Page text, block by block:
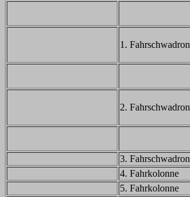
1. Fahrschwadron
2. Fahrschwadron
3. Fahrschwadron
4. Fahrkolonne
5. Fahrkolonne